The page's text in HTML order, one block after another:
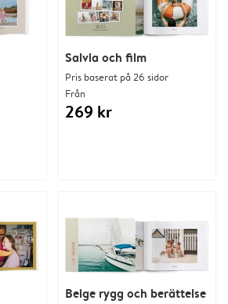
Salvia och film
Pris baserat på 26 sidor
Från
269 kr
Beige rygg och berättelse